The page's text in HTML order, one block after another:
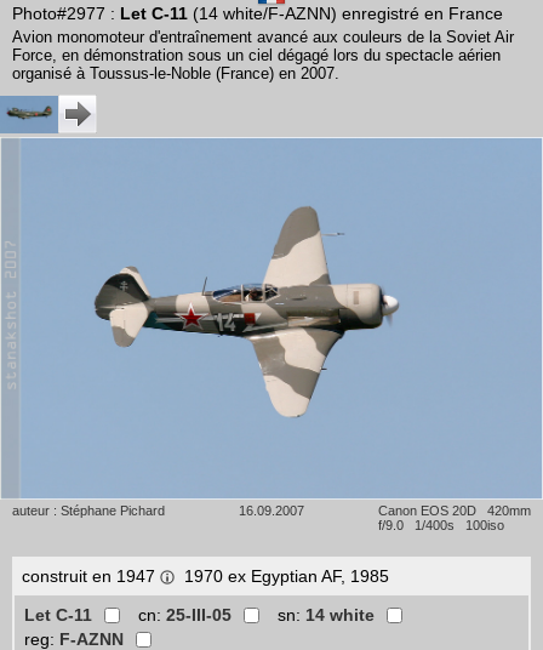
Photo#2977 : Let C-11 (14 white/F-AZNN) enregistré en France
Avion monomoteur d'entraînement avancé aux couleurs de la Soviet Air
Force, en démonstration sous un ciel dégagé lors du spectacle aérien
organisé à Toussus-le-Noble (France) en 2007.
auteur : Stéphane Pichard 16.09.2007
Canon EOS 20D 420mm
f/9.0 1/400s 100iso
construit en 1947
1970 ex Egyptian AF, 1985
Let C-11
cn: 25-III-05 sn: 14 white
reg: F-AZNN